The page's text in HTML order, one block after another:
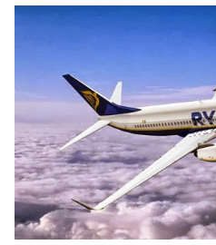
la
Z
(II
parte)